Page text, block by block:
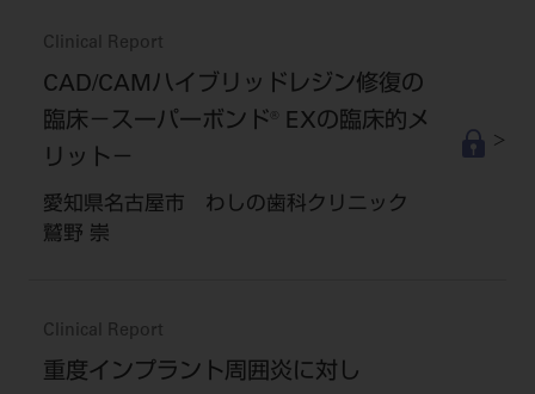
Clinical Report
CAD/CAMハイブリッドレジン修復の
臨床－スーパーボンド® EXの臨床的メ
リット－
愛知県名古屋市 わしの歯科クリニック
鷲野 崇
Clinical Report
重度インプラント周囲炎に対し